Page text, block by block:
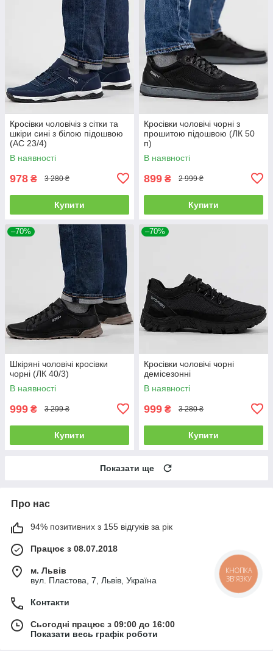
Кросівки чоловічіз з сітки та
шкіри сині з білою підошвою
(АС 23/4)
В наявності
978 ₴ 3 280 ₴
Купити
Кросівки чоловічі чорні з
прошитою підошвою (ЛК 50
п)
В наявності
899 ₴ 2 999 ₴
Купити
–70%
Шкіряні чоловічі кросівки
чорні (ЛК 40/3)
В наявності
999 ₴ 3 299 ₴
Купити
–70%
Кросівки чоловічі чорні
демісезонні
В наявності
999 ₴ 3 280 ₴
Купити
Показати ще
Про нас
94% позитивних з 155 відгуків за рік
Працює з 08.07.2018
м. Львів
вул. Пластова, 7, Львів, Україна
Контакти
Сьогодні працює з 09:00 до 16:00
Показати весь графік роботи
КНОПКА
ЗВ'ЯЗКУ